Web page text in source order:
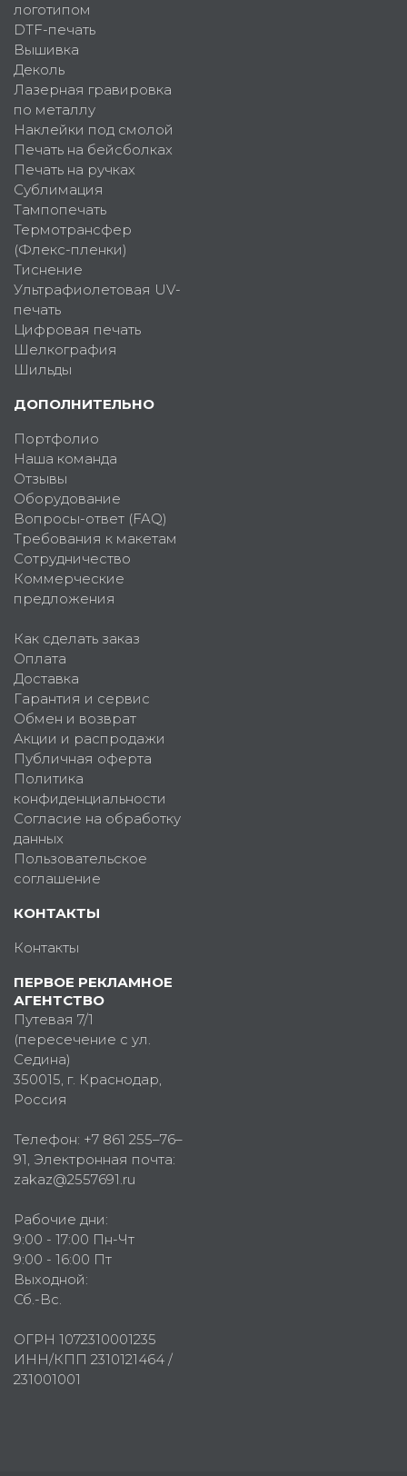
логотипом
DTF-печать
Вышивка
Деколь
Лазерная гравировка
по металлу
Наклейки под смолой
Печать на бейсболках
Печать на ручках
Сублимация
Тампопечать
Термотрансфер
(Флекс-пленки)
Тиснение
Ультрафиолетовая UV-
печать
Цифровая печать
Шелкография
Шильды
ДОПОЛНИТЕЛЬНО
Портфолио
Наша команда
Отзывы
Оборудование
Вопросы-ответ (FAQ)
Требования к макетам
Сотрудничество
Коммерческие
предложения
Как сделать заказ
Оплата
Доставка
Гарантия и сервис
Обмен и возврат
Акции и распродажи
Публичная оферта
Политика
конфиденциальности
Согласие на обработку
данных
Пользовательское
соглашение
КОНТАКТЫ
Контакты
ПЕРВОЕ РЕКЛАМНОЕ
АГЕНТСТВО
Путевая 7/1
(пересечение с ул.
Седина)
350015, г. Краснодар,
Россия
Телефон: +7 861 255–76–
91, Электронная почта:
zakaz@2557691.ru
Рабочие дни:
9:00 - 17:00 Пн-Чт
9:00 - 16:00 Пт
Выходной:
Сб.-Вс.
ОГРН 1072310001235
ИНН/КПП 2310121464 /
231001001